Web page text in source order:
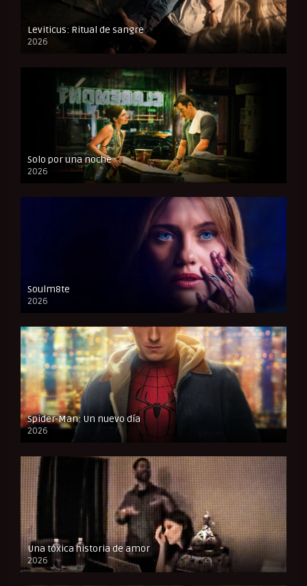
Leviticus: Ritual de sangre
2026
FULL HD
Solo por una noche
2026
CAM
Soulm8te
2026
FULL HD
Spider-Man: Un nuevo día
2026
CAM
Una tóxica historia de amor
2026
FULL HD